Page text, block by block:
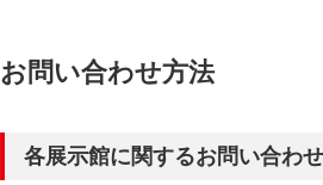
お問い合わせ方法
各展示館に関するお問い合わ